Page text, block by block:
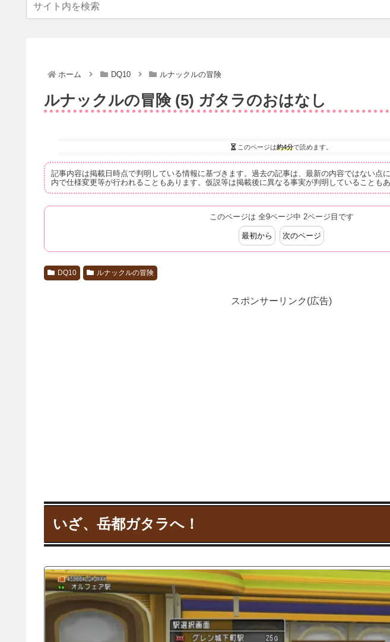
ホーム DQ10 ルナックルの冒険
ルナックルの冒険 (5) ガタラのおはなし
このページは約4分で読めます。
記事内容は掲載日時点で判明している情報に基づきます。過去の記事は、最新の内容ではない点
内で仕様変更等が行われることもあります。仮説等は掲載後に異なる事実が判明していることもあ
このページは 全9ページ中 2ページ目です
最初から 次のページ
DQ10 ルナックルの冒険
スポンサーリンク(広告)
いざ、岳都ガタラへ！